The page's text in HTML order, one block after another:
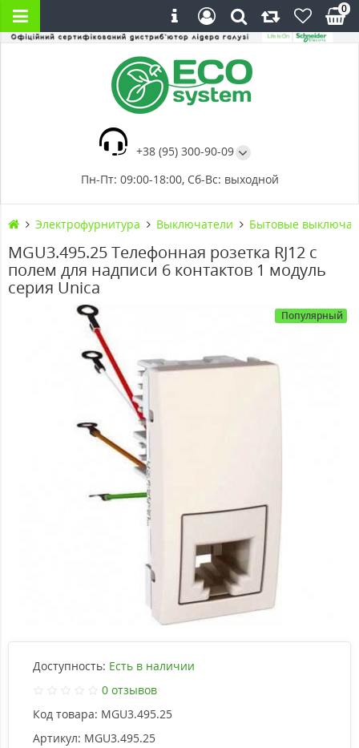
+38 (95) 300-90-09
Пн-Пт: 09:00-18:00, Сб-Вс: выходной
0
Электрофурнитура Выключатели Бытовые
MGU3.495.25 Телефонная розетка RJ12 с
полем для надписи 6 контактов 1 модуль
серия Unica
Популярный
Доступность: Есть в наличии
0 отзывов
Код товара: MGU3.495.25
Артикул: MGU3.495.25